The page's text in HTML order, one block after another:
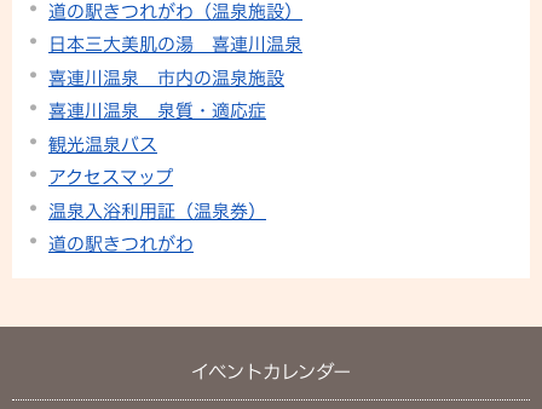
道の駅きつれがわ（温泉施設）
日本三大美肌の湯 喜連川温泉
喜連川温泉 市内の温泉施設
喜連川温泉 泉質・適応症
観光温泉バス
アクセスマップ
温泉入浴利用証（温泉券）
道の駅きつれがわ
イベントカレンダー